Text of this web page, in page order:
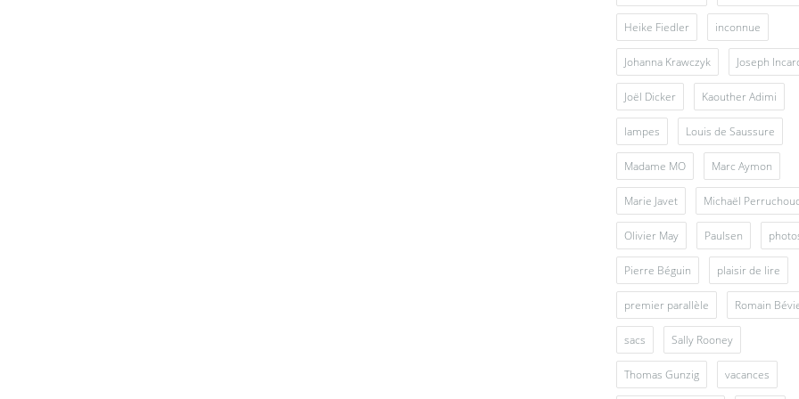
Heike Fiedler inconnue
Johanna Krawczyk Joseph
Joël Dicker Kaouther Adimi
lampes Louis de Saussure
Madame MO Marc Aymon
Marie Javet Michaël
Olivier May Paulsen
Pierre Béguin plaisir de lire
premier parallèle Romain
sacs Sally Rooney
Thomas Gunzig vacances